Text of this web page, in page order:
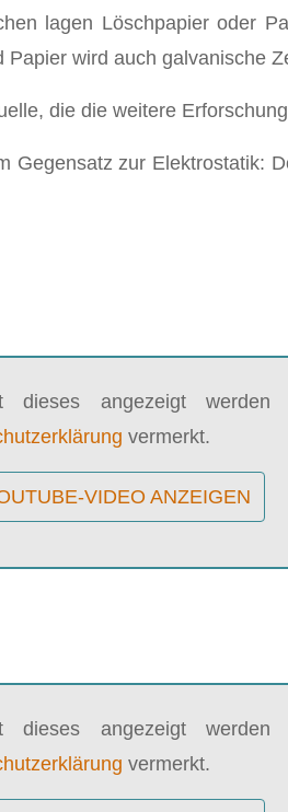
lagen Löschpapier oder
wird auch galvanische
die die weitere
zur Elektrostatik:
dieses angezeigt
vermerkt.
VIDEO ANZEIGEN
dieses angezeigt
vermerkt.